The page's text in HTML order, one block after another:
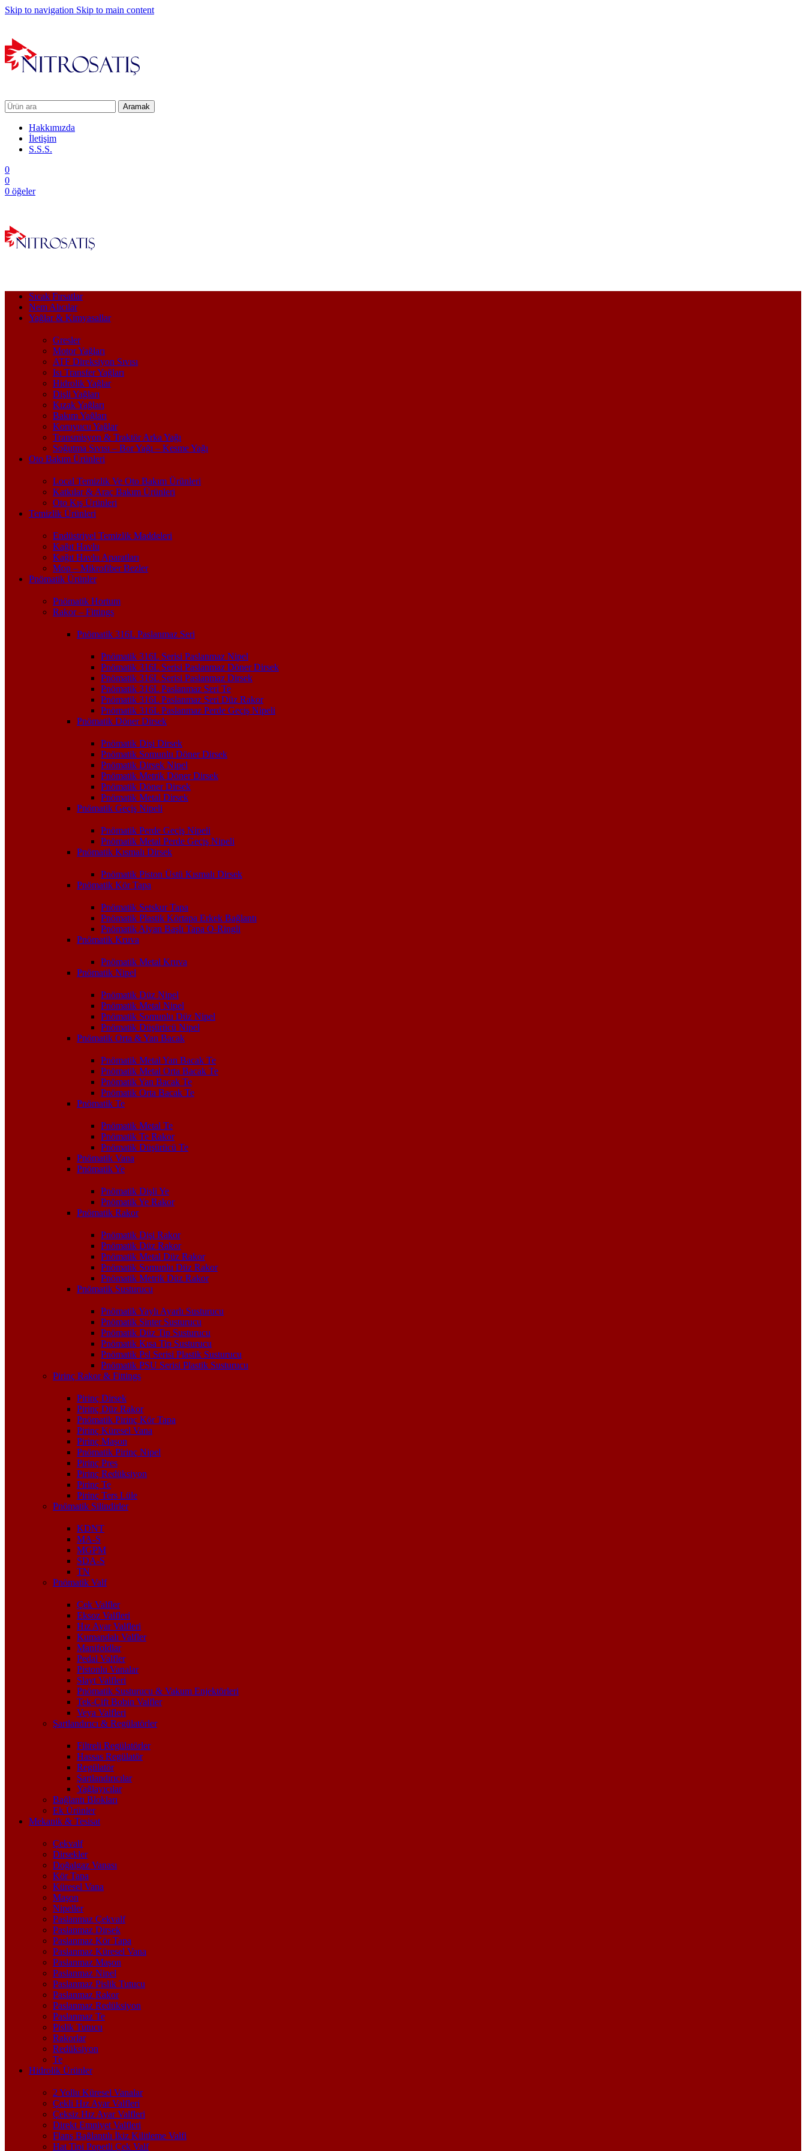
Skip to navigation Skip to main content
Aramak
Hakkımızda
İletişim
S.S.S.
0
0
0 öğeler
Sıcak Fırsatlar
Nem Alıcılar
Yağlar & Kimyasallar
Gresler
Motor Yağları
ATF Direksiyon Sıvısı
Isı Transfer Yağları
Hidrolik Yağlar
Dişli Yağları
Kızak Yağları
Bakım Yağları
Koruyucu Yağlar
Transmisyon & Traktör Arka Yağı
Soğutma Sıvısı – Bor Yağı – Kesme Yağı
Oto Bakım Ürünleri
Local Temizlik Ve Oto Bakım Ürünleri
Katkılar & Araç Bakım Ürünleri
Oto Kış Ürünleri
Temizlik Ürünleri
Endüstriyel Temizlik Maddeleri
Kağıt Havlu
Kağıt Havlu Aparatları
Mop – Mikrofiber Bezler
Pnömatik Ürünler
Pnömatik Hortum
Rakor – Fittings
Pnömatik 316L Paslanmaz Seri
Pnömatik 316L Serisi Paslanmaz Nipel
Pnömatik 316L Serisi Paslanmaz Döner Dirsek
Pnömatik 316L Serisi Paslanmaz Dirsek
Pnömatik 316L Paslanmaz Seri Te
Pnömatik 316L Paslanmaz Seri Düz Rakor
Pnömatik 316L Paslanmaz Perde Geçiş Nipeli
Pnömatik Döner Dirsek
Pnömatik Dişi Dirsek
Pnömatik Somunlu Döner Dirsek
Pnömatik Dirsek Nipel
Pnömatik Metrik Döner Dirsek
Pnömatik Döner Dirsek
Pnömatik Metal Dirsek
Pnömatik Geçiş Nipeli
Pnömatik Perde Geçiş Nipeli
Pnömatik Metal Perde Geçiş Nipeli
Pnömatik Kısmalı Dirsek
Pnömatik Piston Üstü Kısmalı Dirsek
Pnömatik Kör Tapa
Pnömatik Setskur Tapa
Pnömatik Plastik Körtapa Erkek Bağlantı
Pnömatik Alyan Başlı Tapa O-Ringli
Pnömatik Kruva
Pnömatik Metal Kruva
Pnömatik Nipel
Pnömatik Düz Nipel
Pnömatik Metal Nipel
Pnömatik Somunlu Düz Nipel
Pnömatik Düşürücü Nipel
Pnömatik Orta & Yan Bacak
Pnömatik Metal Yan Bacak Te
Pnömatik Metal Orta Bacak Te
Pnömatik Yan Bacak Te
Pnömatik Orta Bacak Te
Pnömatik Te
Pnömatik Metal Te
Pnömatik Te Rakor
Pnömatik Düşürücü Te
Pnömatik Vana
Pnömatik Ye
Pnömatik Dişli Ye
Pnömatik Ye Rakor
Pnömatik Rakor
Pnömatik Dişi Rakor
Pnömatik Düz Rakor
Pnömatik Metal Düz Rakor
Pnömatik Somunlu Düz Rakor
Pnömatik Metrik Düz Rakor
Pnömatik Susturucu
Pnömatik Yaylı Ayarlı Susturucu
Pnömatik Sinter Susturucu
Pnömatik Düz Tip Susturucu
Pnömatik Kısa Tip Susturucu
Pnömatik Psl Serisi Plastik Susturucu
Pnömatik PSU Serisi Plastik Susturucu
Pirinç Rakor & Fittings
Pirinç Dirsek
Pirinç Düz Rakor
Pnömatik Pirinç Kör Tapa
Pirinç Küresel Vana
Pirinç Maşon
Pnömatik Pirinç Nipel
Pirinç Pres
Pirinç Redüksiyon
Pirinç Te
Pirinç Ters Lüle
Pnömatik Silindirler
KDNT
MA-S
MGPM
SDA-S
TN
Pnömatik Valf
Çek Valfler
Eksoz Valfleri
Hız Ayar Valfleri
Kumandalı Valfler
Manifoldlar
Pedal Valfler
Pistonlu Vanalar
Slayt Valfleri
Pnömatik Susturucu & Vakum Enjektörleri
Tek-Çift Bobin Valfler
Veya Valfleri
Şartlandırıcı & Regülatörler
Filtreli Regülatörler
Hassas Regülatör
Regülatör
Şartlandırıcılar
Yağlayıcılar
Bağlantı Blokları
Ek Ürünler
Mekanik & Tesisat
Çekvalf
Dirsekler
Doğalgaz Vanası
Kör Tapa
Küresel Vana
Maşon
Nipeller
Paslanmaz Çekvalf
Paslanmaz Dirsek
Paslanmaz Kör Tapa
Paslanmaz Küresel Vana
Paslanmaz Maşon
Paslanmaz Nipel
Paslanmaz Pislik Tutucu
Paslanmaz Rakor
Paslanmaz Redüksiyon
Paslanmaz Te
Pislik Tutucu
Rakorlar
Redüksiyon
Te
Hidrolik Ürünler
2 Yollu Küresel Vanalar
Çekli Hız Ayar Valfleri
Çeksiz Hız Ayar Valfleri
Direkt Emniyet Valfleri
Flanş Bağlantılı İkiz Kilitleme Valfi
Hat Tipi Popetli Çek Valf